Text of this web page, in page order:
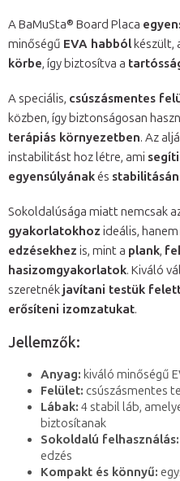
A BaMuSta® Board Placa
minőségű EVA habból készült,
körbe, így biztosítva a
A speciális, csúszásmentes
közben, így biztonságosan
terápiás környezetben. Az
instabilitást hoz létre, ami
egyensúlyánakés
Sokoldalúsága miatt nemcsak
gyakorlatokhoz ideális, hanem
edzésekhez is, mint a plank,
hasizomgyakorlatok. Kiváló
szeretnék javítani testük
erősíteni izomzatukat.
Jellemzők:
Anyag: kiváló minőségű
Felület: csúszásmentes
Lábak: 4 stabil láb,
biztosítanak
Sokoldalú felhasználás:
edzés
Kompakt és könnyű: